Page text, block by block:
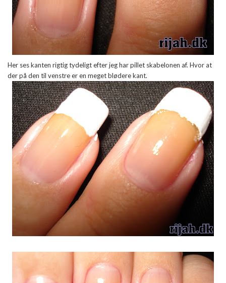
Her ses kanten rigtig tydeligt efter jeg har pillet skabelonen af. Hvor at
der på den til venstre er en meget blødere kant.